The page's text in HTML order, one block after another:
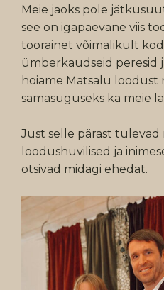
Meie jaoks pole
see on igapäevane viis
toorainet võimalikult
ümberkaudseid peresid
hoiame Matsalu loodust
samasuguseks ka meie
Just selle pärast
loodushuvilised ja
otsivad midagi ehedat.